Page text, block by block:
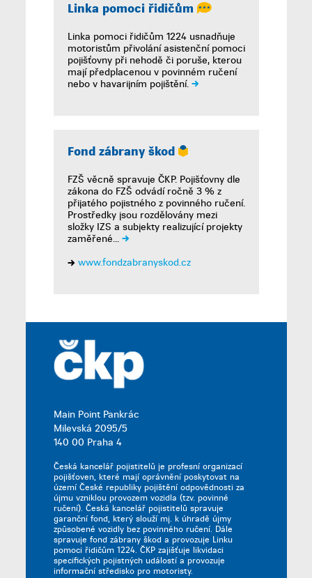
Linka pomoci řidičům
Linka pomoci řidičům 1224 usnadňuje
motoristům přivolání asistenční pomoci
pojišťovny při nehodě či poruše, kterou
mají předplacenou v povinném ručení
nebo v havarijním pojištění.
Fond zábrany škod
FZŠ věcně spravuje ČKP. Pojišťovny dle
zákona do FZŠ odvádí ročně 3 % z
přijatého pojistného z povinného ručení.
Prostředky jsou rozdělovány mezi
složky IZS a subjekty realizující projekty
zaměřené...
www.fondzabranyskod.cz
Main Point Pankrác
Milevská 2095/5
140 00 Praha 4
Česká kancelář pojistitelů je profesní organizací
pojišťoven, které mají oprávnění poskytovat na
území České republiky pojištění odpovědnosti za
újmu vzniklou provozem vozidla (tzv. povinné
ručení). Česká kancelář pojistitelů spravuje
garanční fond, který slouží mj. k úhradě újmy
způsobené vozidly bez povinného ručení. Dále
spravuje fond zábrany škod a provozuje Linku
pomoci řidičům 1224. ČKP zajišťuje likvidaci
specifických pojistných událostí a provozuje
informační středisko pro motoristy.